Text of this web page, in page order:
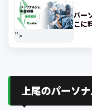
">
パー
こに
上尾のパーソ